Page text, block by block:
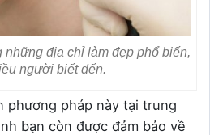
những địa chỉ làm đẹp phổ biến,
người biết đến.
phương pháp này tại trung
bạn còn được đảm bảo về